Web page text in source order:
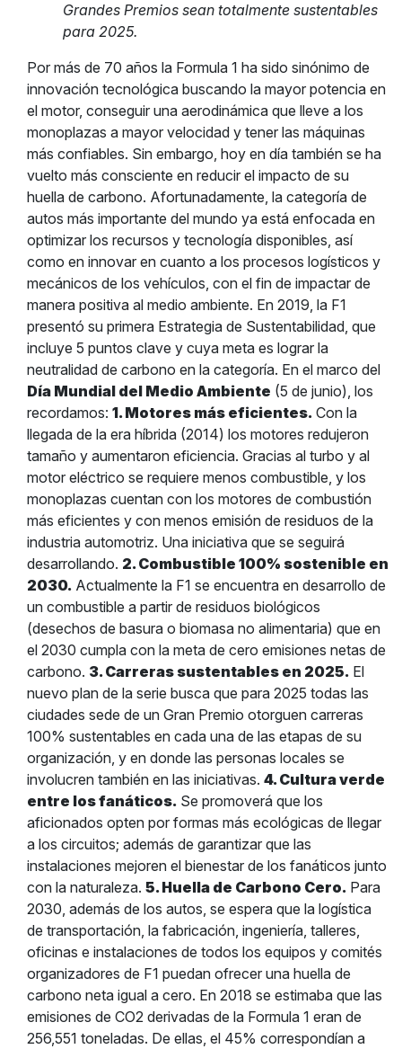
Grandes Premios sean totalmente sustentables
para 2025.
Por más de 70 años la Formula 1 ha sido sinónimo de
innovación tecnológica buscando la mayor potencia en
el motor, conseguir una aerodinámica que lleve a los
monoplazas a mayor velocidad y tener las máquinas
más confiables. Sin embargo, hoy en día también se ha
vuelto más consciente en reducir el impacto de su
huella de carbono. Afortunadamente, la categoría de
autos más importante del mundo ya está enfocada en
optimizar los recursos y tecnología disponibles, así
como en innovar en cuanto a los procesos logísticos y
mecánicos de los vehículos, con el fin de impactar de
manera positiva al medio ambiente. En 2019, la F1
presentó su primera Estrategia de Sustentabilidad, que
incluye 5 puntos clave y cuya meta es lograr la
neutralidad de carbono en la categoría. En el marco del
Día Mundial del Medio Ambiente (5 de junio), los
recordamos: 1. Motores más eficientes. Con la
llegada de la era híbrida (2014) los motores redujeron
tamaño y aumentaron eficiencia. Gracias al turbo y al
motor eléctrico se requiere menos combustible, y los
monoplazas cuentan con los motores de combustión
más eficientes y con menos emisión de residuos de la
industria automotriz. Una iniciativa que se seguirá
desarrollando. 2. Combustible 100% sostenible en
2030. Actualmente la F1 se encuentra en desarrollo de
un combustible a partir de residuos biológicos
(desechos de basura o biomasa no alimentaria) que en
el 2030 cumpla con la meta de cero emisiones netas de
carbono. 3. Carreras sustentables en 2025. El
nuevo plan de la serie busca que para 2025 todas las
ciudades sede de un Gran Premio otorguen carreras
100% sustentables en cada una de las etapas de su
organización, y en donde las personas locales se
involucren también en las iniciativas. 4. Cultura verde
entre los fanáticos. Se promoverá que los
aficionados opten por formas más ecológicas de llegar
a los circuitos; además de garantizar que las
instalaciones mejoren el bienestar de los fanáticos junto
con la naturaleza. 5. Huella de Carbono Cero. Para
2030, además de los autos, se espera que la logística
de transportación, la fabricación, ingeniería, talleres,
oficinas e instalaciones de todos los equipos y comités
organizadores de F1 puedan ofrecer una huella de
carbono neta igual a cero. En 2018 se estimaba que las
emisiones de CO2 derivadas de la Formula 1 eran de
256,551 toneladas. De ellas, el 45% correspondían a